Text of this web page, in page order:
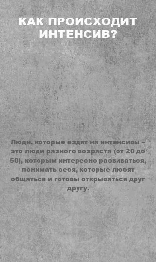
КАК ПРОИСХОДИТ
ИНТЕНСИВ?
Люди, которые ездят на интенсивы –
это люди разного возраста (от 20 до
50), которым интересно развиваться,
понимать себя, которые любят
общаться и готовы открываться друг
другу.